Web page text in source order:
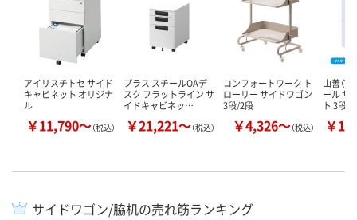
アイリスチトセ サイド
キャビネット オリジナ
ル
￥11,790～（税込）
プラス スチールOAデ
スク フラットライン サ
イドキャビネッ…
￥21,221～（税込）
コンフォートワーク ト
ローリー サイドワゴン
3段/2段
￥4,326～（税込）
山善（
ール サ
ト 3段 …
￥
サイドワゴン/脇机の売れ筋ランキング